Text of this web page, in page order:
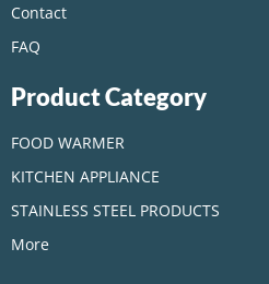
Contact
FAQ
Product Category
FOOD WARMER
KITCHEN APPLIANCE
STAINLESS STEEL PRODUCTS
More